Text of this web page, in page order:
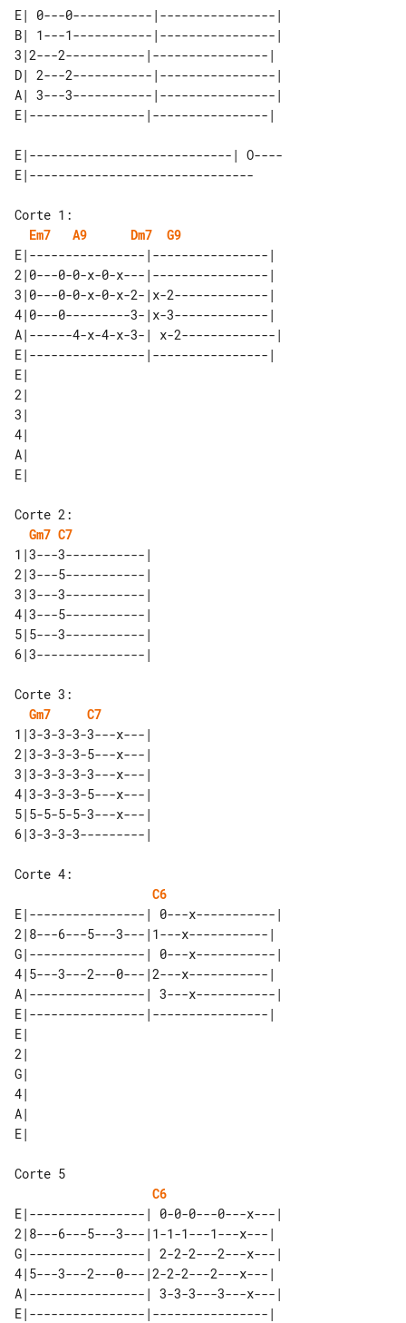
E| 0---0-----------|----------------|
B| 1---1-----------|----------------|
3|2---2-----------|----------------|
D| 2---2-----------|----------------|
A| 3---3-----------|----------------|
E|----------------------------| O----
Corte 1:
Em7
A9 Dm7
G9
E|----------------|----------------|
2|0---0-0-x-0-x---|----------------|
3|0---0-0-x-0-x-2-|x-2-------------|
4|0---0---------3-|x-3-------------|
A|------4-x-4-x-3-| x-2-------------|
E|----------------|----------------|
E|
2|
3|
4|
A|
Corte 2:
Gm7 C7
1|3---3-----------|
2|3---5-----------|
3|3---3-----------|
4|3---5-----------|
5|5---3-----------|
Corte 3:
Gm7
C7
1|3-3-3-3-3---x---|
2|3-3-3-3-5---x---|
3|3-3-3-3-3---x---|
4|3-3-3-3-5---x---|
5|5-5-5-5-3---x---|
Corte 4:
C6
E|----------------| 0---x-----------|
2|8---6---5---3---|1---x-----------|
G|----------------| 0---x-----------|
4|5---3---2---0---|2---x-----------|
A|----------------| 3---x-----------|
E|----------------|----------------|
E|
2|
G|
4|
A|
Corte 5
C6
E|----------------| 0-0-0---0---x---|
2|8---6---5---3---|1-1-1---1---x---|
G|----------------| 2-2-2---2---x---|
4|5---3---2---0---|2-2-2---2---x---|
A|----------------| 3-3-3---3---x---|
E|----------------|----------------|